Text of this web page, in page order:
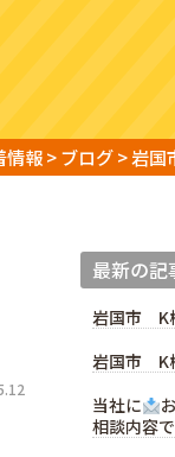
情報>ブログ>岩
最新の記
岩国市 K
岩国市 K
当社に
相談内容で